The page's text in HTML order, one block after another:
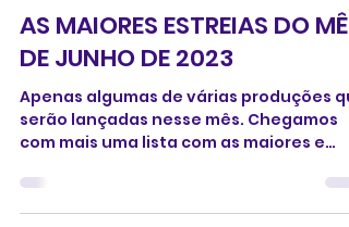
Renata Carvalho
6 de jun. de 2023
3 min de leitura
AS MAIORES ESTREIAS DO MÊS
DE JUNHO DE 2023
serão lançadas nesse mês. Chegamos
com mais uma lista com as maiores e